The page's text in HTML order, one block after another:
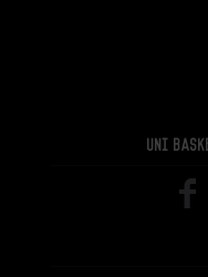
Uni